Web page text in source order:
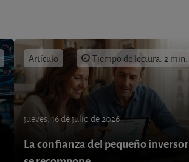
Artículo Tiempo de lectura: 2 min.
jueves, 16 de julio de 2026
La confianza del pequeño inversor